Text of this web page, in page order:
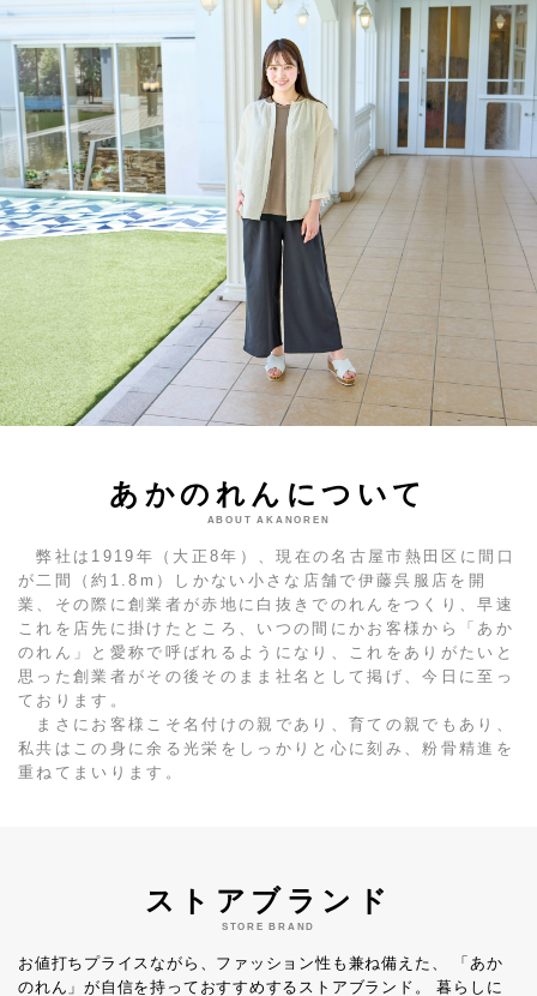
あかのれんについて
ABOUT AKANOREN
弊社は1919年（大正8年）、現在の名古屋市熱田区に間口
が二間（約1.8m）しかない小さな店舗で伊藤呉服店を開
業、その際に創業者が赤地に白抜きでのれんをつくり、早速
これを店先に掛けたところ、いつの間にかお客様から「あか
のれん」と愛称で呼ばれるようになり、これをありがたいと
思った創業者がその後そのまま社名として掲げ、今日に至っ
ております。
まさにお客様こそ名付けの親であり、育ての親でもあり、
私共はこの身に余る光栄をしっかりと心に刻み、粉骨精進を
重ねてまいります。
ストアブランド
STORE BRAND
お値打ちプライスながら、ファッション性も兼ね備えた、
「あか
のれん」が自信を持っておすすめするストアブランド。
暮らしに